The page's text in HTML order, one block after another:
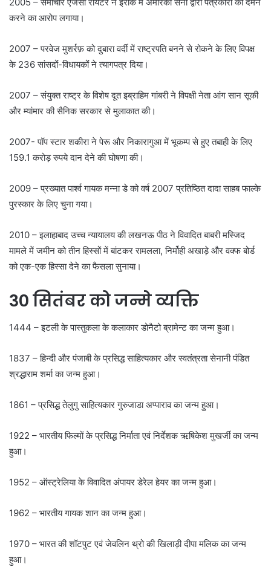
करने का आरोप लगाया।
2007 – परवेज मुशर्रफ़ को दुबारा वर्दी में राष्ट्रपति बनने से रोकने के लिए विपक्ष
के 236 सांसदोंं-विधायकोंं ने त्यागपत्र दिया।
2007 – संयुक्त राष्ट्र के विशेष दूत इब्राहिम गांबरी ने विपक्षी नेता आंग सान सूकी
और म्यांमार की सैनिक सरकार से मुलाकात की।
2007- पॉप स्टार शकीरा ने पेरू और निकारागुआ में भूकम्प से हुए तबाही के लिए
159.1 करोड़ रुपये दान देने की घोषणा की।
2009 – प्रख्यात पार्श्व गायक मन्ना डे को वर्ष 2007 प्रतिष्ठित दादा साहब फाल्के
पुरस्कार के लिए चुना गया।
2010 – इलाहाबाद उच्च न्यायालय की लखनऊ पीठ ने विवादित बाबरी मस्जिद
मामले में जमीन को तीन हिस्सों में बांटकर रामलला, निर्मोही अखाड़े और वक्फ बोर्ड
को एक-एक हिस्सा देने का फैसला सुनाया।
30 सितंबर को जन्मे व्यक्ति
1444 – इटली के पास्तुकला के कलाकार डोनैटो ब्रामेन्ट का जन्म हुआ।
1837 – हिन्दी और पंजाबी के प्रसिद्ध साहित्यकार और स्वतंत्रता सेनानी पंडित
श्रद्धाराम शर्मा का जन्म हुआ।
1861 – प्रसिद्ध तेलुगु साहित्यकार गुरुजाडा अप्पाराव का जन्म हुआ।
1922 – भारतीय फिल्मों के प्रसिद्ध निर्माता एवं निर्देशक ऋषिकेश मुखर्जी का जन्म
हुआ।
1952 – ऑस्ट्रेलिया के विवादित अंपायर डेरेल हेयर का जन्म हुआ।
1962 – भारतीय गायक शान का जन्म हुआ।
1970 – भारत की शॉटपुट एवं जेवलिन थ्रो की खिलाड़ी दीपा मलिक का जन्म
हुआ।